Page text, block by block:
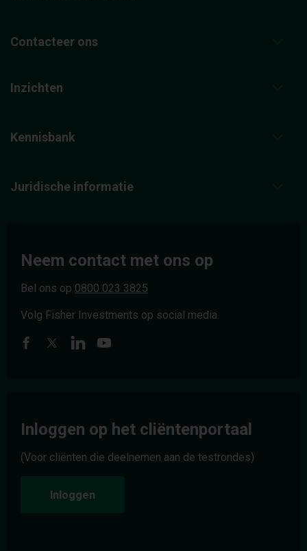
Contacteer ons
Inzichten
Kennisbank
Juridische informatie
Neem contact met ons op
Bel ons op 0800 023 3825
Volg Fisher Investments op social media.
Inloggen op het cliëntenportaal
(Voor cliënten die deelnemen aan de testrondes)
Inloggen